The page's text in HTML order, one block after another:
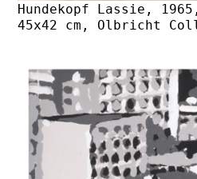
Hundekopf Lassie,
45x42 cm, Olbricht